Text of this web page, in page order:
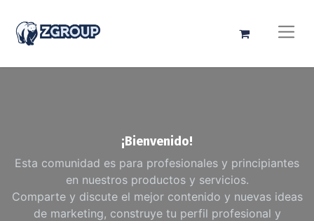
¡Bienvenido!
Esta comunidad es para profesionales y principiantes
en nuestros productos y servicios.
Comparte y discute el mejor contenido y nuevas ideas
de marketing, construye tu perfil profesional y